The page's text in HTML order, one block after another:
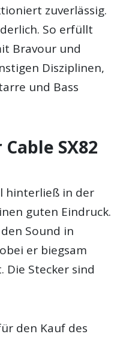
zuverlässig.
So erfüllt
Bravour und
Disziplinen,
und Bass
SX82
hinterließ in der
guten Eindruck.
Sound in
er biegsam
Stecker sind
den Kauf des